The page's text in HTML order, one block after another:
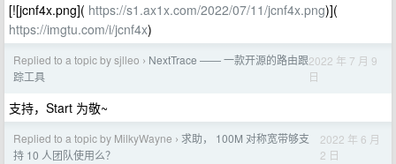
[![jcnf4x.png]( https://s1.ax1x.com/2022/07/11/jcnf4x.png)](
https://imgtu.com/i/jcnf4x)
Replied to a topic by sjlleo › NextTrace —— 一款开源的路由跟
踪工具
2022 年 7 月 9
日
支持，Start 为敬~
Replied to a topic by MilkyWayne › 求助， 100M 对称宽带够支
持 10 人团队使用么？
2022 年 6 月
2 日